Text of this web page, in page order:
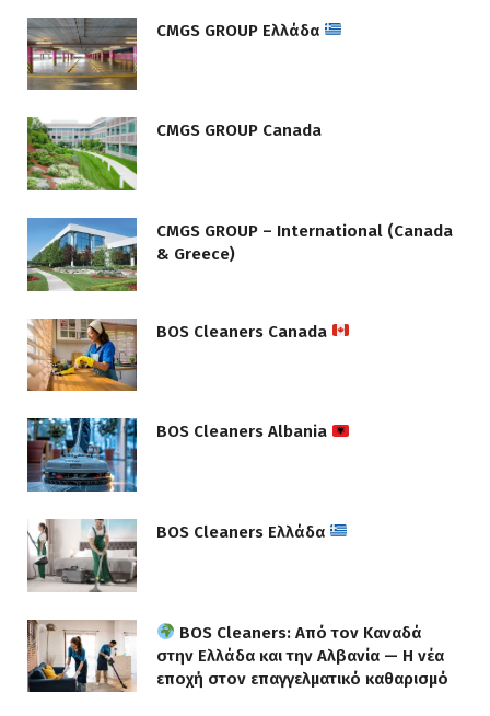
CMGS GROUP Ελλάδα
CMGS GROUP Canada
CMGS GROUP – International (Canada
& Greece)
BOS Cleaners Canada
BOS Cleaners Albania
BOS Cleaners Ελλάδα
BOS Cleaners: Από τον Καναδά
στην Ελλάδα και την Αλβανία — Η νέα
εποχή στον επαγγελματικό καθαρισμό